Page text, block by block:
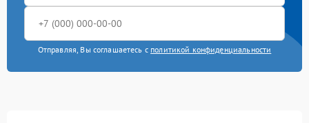
Отправляя, Вы соглашаетесь с политикой конфиденциальности